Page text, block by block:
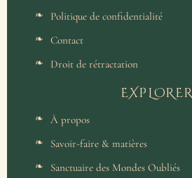
Politique de confidentialité
Contact
Droit de rétractation
EXPLORER
À propos
Savoir-faire & matières
Sanctuaire des Mondes Oubliés